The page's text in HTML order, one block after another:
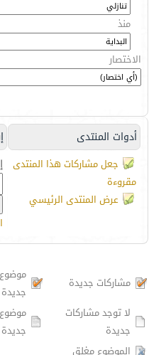
منذ
الاختصار
أدوات المنتدى
جعل مشاركات هذا المنتدى
مقروءة
عرض المنتدى الرئيسي
مشاركات جديدة
جديدة
لا توجد مشاركات
جديدة
جديدة
الموضوع مغلق